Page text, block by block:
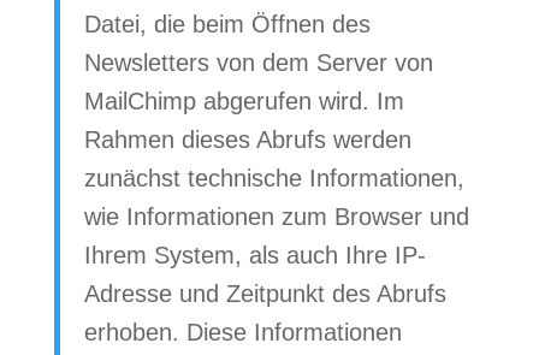
Datei, die beim Öffnen des
Newsletters von dem Server von
MailChimp abgerufen wird. Im
Rahmen dieses Abrufs werden
zunächst technische Informationen,
wie Informationen zum Browser und
Ihrem System, als auch Ihre IP-
Adresse und Zeitpunkt des Abrufs
erhoben. Diese Informationen